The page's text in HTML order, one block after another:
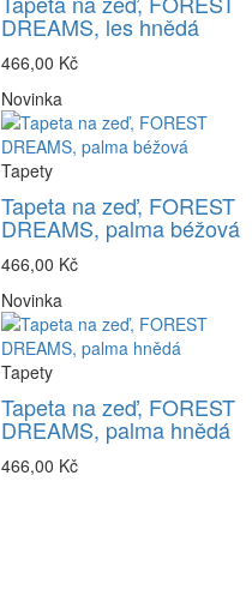
DREAMS, les hnědá
466,00 Kč
Novinka
Tapety
Tapeta na zeď, FOREST
DREAMS, palma béžová
466,00 Kč
Novinka
Tapety
Tapeta na zeď, FOREST
DREAMS, palma hnědá
466,00 Kč